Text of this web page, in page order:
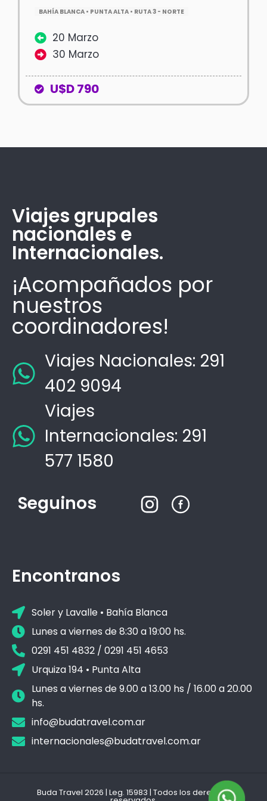
BAHÍA BLANCA • PUNTA ALTA • RUTA 3 - NORTE
20 Marzo
30 Marzo
U$D 790
Viajes grupales
nacionales e
Internacionales.
¡Acompañados por
nuestros
coordinadores!
Viajes Nacionales: 291
402 9094
Viajes
Internacionales: 291
577 1580
Seguinos
Encontranos
Soler y Lavalle • Bahía Blanca
Lunes a viernes de 8:30 a 19:00 hs.
0291 451 4832 / 0291 451 4653
Urquiza 194 • Punta Alta
Lunes a viernes de 9.00 a 13.00 hs / 16.00 a 20.00
hs.
info@budatravel.com.ar
internacionales@budatravel.com.ar
Buda Travel 2026 | Leg. 15983 | Todos los derechos